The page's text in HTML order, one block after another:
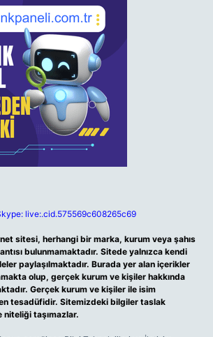
live:.cid.575569c608265c69
sitesi, herhangi bir marka, kurum veya şahıs
bulunmamaktadır. Sitede yalnızca kendi
paylaşılmaktadır. Burada yer alan içerikler
olup, gerçek kurum ve kişiler hakkında
Gerçek kurum ve kişiler ile isim
tesadüfidir. Sitemizdeki bilgiler taslak
taşımazlar.